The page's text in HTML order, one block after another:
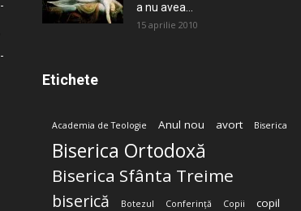
a nu avea...
15 aprilie 2010
Etichete
Academia de Teologie Anul nou avort Biserica
Biserica Ortodoxă
Biserica Sfânta Treime
biserică Botezul Conferință Copii
copil